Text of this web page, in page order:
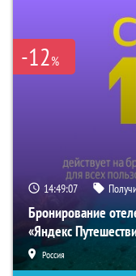
-12%
14:49:06
Бронирование
«Яндекс
Россия